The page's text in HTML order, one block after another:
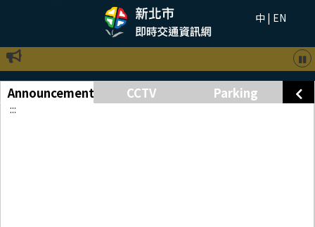
:::
Theme Map News
Map Information List
中 | EN
Announcement CCTV Parking
:::